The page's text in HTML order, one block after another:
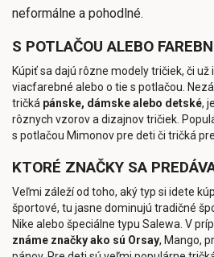
neformálne a pohodlné.
S POTLAČOU ALEBO
Kúpiť sa dajú rôzne modely tričiek, či
viacfarebné alebo o tie s potlačou.
tričká pánske, dámske alebo detské,
rôznych vzorov a dizajnov tričiek.
s potlačou Mimonov pre deti či tričká
KTORÉ ZNAČKY SA
Veľmi záleží od toho, aký typ si idete
športové, tu jasne dominujú tradičné
Nike alebo špeciálne typu Salewa. V
známe značky ako sú Orsay, Mango,